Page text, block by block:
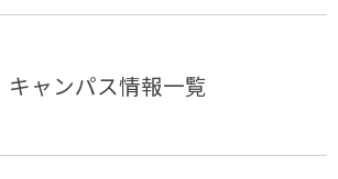
キャンパス情報一覧